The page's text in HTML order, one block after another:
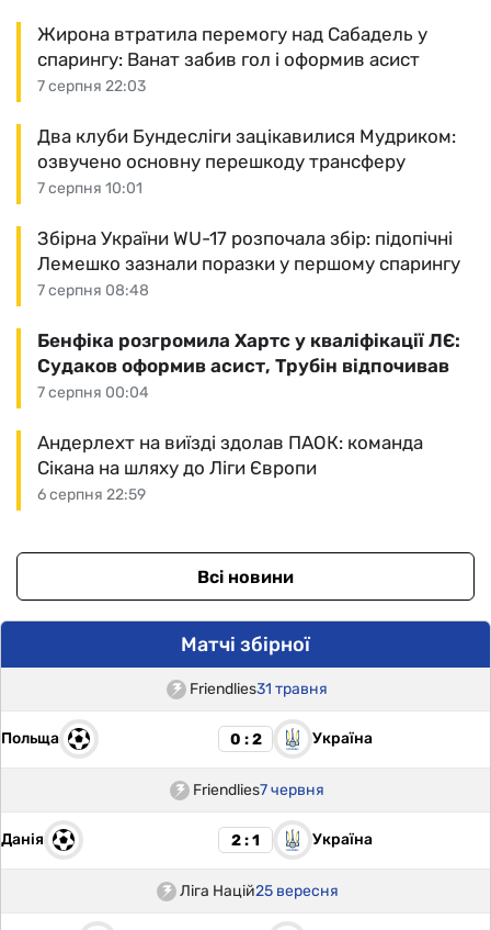
7 серпня 22:03
Жирона втратила перемогу над Сабадель у
спарингу: Ванат забив гол і оформив асист
7 серпня 10:01
Два клуби Бундесліги зацікавилися Мудриком:
озвучено основну перешкоду трансферу
7 серпня 08:48
Збірна України WU-17 розпочала збір: підопічні
Лемешко зазнали поразки у першому спарингу
7 серпня 00:04
Бенфіка розгромила Хартс у кваліфікації ЛЄ:
Судаков оформив асист, Трубін відпочивав
6 серпня 22:59
Андерлехт на виїзді здолав ПАОК: команда
Сікана на шляху до Ліги Європи
Всі новини
Матчі збірної
Friendlies31 травня
Польща 0 : 2 Україна
Friendlies7 червня
Данія 2 : 1 Україна
Ліга Націй25 вересня